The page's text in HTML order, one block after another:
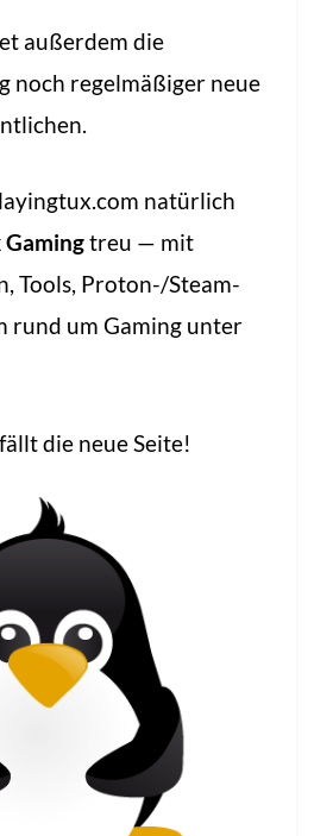
außerdem die
noch regelmäßiger neue
natürlich
Gamingtreu — mit
Tools, Proton-/Steam-
rund um Gaming unter
die neue Seite!